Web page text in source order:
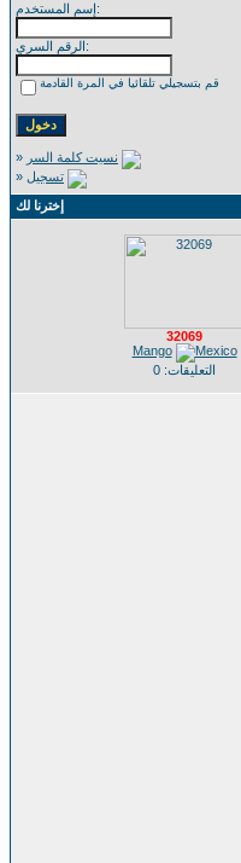
إسم المستخدم:
الرقم السري:
قم بتسجيلي تلقائيا في المرة القادمة
» نسيت كلمة السر
» تسجيل
إخترنا لك
32069
Mango
التعليقات: 0